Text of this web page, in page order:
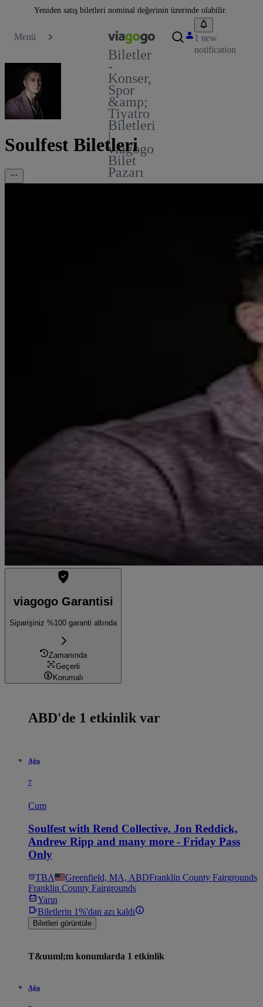
Yeniden satış biletleri nominal değerinin üzerinde olabilir.
Menü
Biletler
-
Konser,
Spor
&amp;
Tiyatro
Biletleri
|
viagogo
Bilet
Pazarı
1 new
notification
Soulfest Biletleri
viagogo Garantisi
Siparişiniz %100 garanti altında
Zamanında
Geçerli
Korumalı
ABD'de 1 etkinlik var
Ağu
7
Cum
Soulfest with Rend Collective, Jon Reddick,
Andrew Ripp and many more - Friday Pass
Only
TBA Greenfield, MA, ABDFranklin County Fairgrounds
Franklin County Fairgrounds
Yarın
Biletlerin 1%'dan azı kaldı
Biletleri görüntüle
T&uuml;m konumlarda 1 etkinlik
Ağu